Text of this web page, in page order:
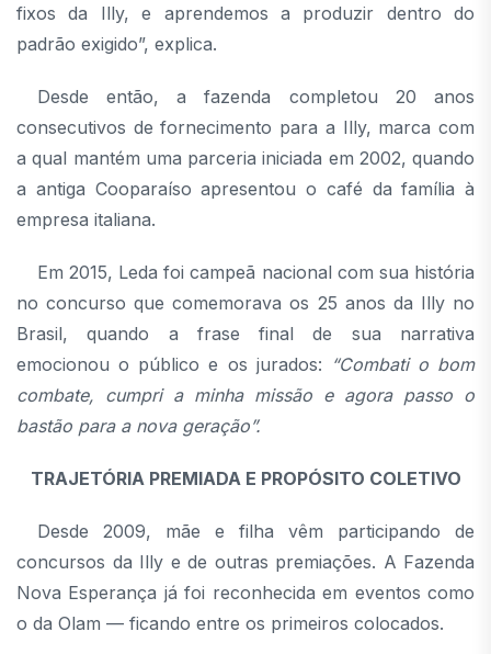
fixos da Illy, e aprendemos a produzir dentro do
padrão exigido”, explica.
Desde então, a fazenda completou 20 anos
consecutivos de fornecimento para a Illy, marca com
a qual mantém uma parceria iniciada em 2002, quando
a antiga Cooparaíso apresentou o café da família à
empresa italiana.
Em 2015, Leda foi campeã nacional com sua história
no concurso que comemorava os 25 anos da Illy no
Brasil, quando a frase final de sua narrativa
emocionou o público e os jurados: “Combati o bom
combate, cumpri a minha missão e agora passo o
bastão para a nova geração”.
TRAJETÓRIA PREMIADA E PROPÓSITO COLETIVO
Desde 2009, mãe e filha vêm participando de
concursos da Illy e de outras premiações. A Fazenda
Nova Esperança já foi reconhecida em eventos como
o da Olam — ficando entre os primeiros colocados.